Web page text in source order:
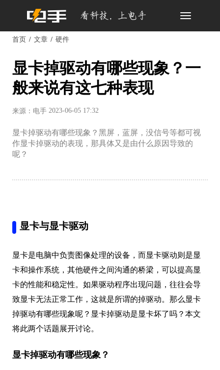
Toggle
首页 文章 硬件
显卡掉驱动有哪些现象？一
般来说有这七种表现
来源：电手 2023-06-05 17:32
显卡掉驱动有哪些现象？黑屏，蓝屏，没信号等都可视
作显卡掉驱动的表现，那具体又是由什么原因导致的
呢？
显卡与显卡驱动
显卡是电脑中负责图像处理的设备，而显卡驱动则是显
卡和操作系统，其他硬件之间沟通的桥梁，可以提高显
卡的性能和稳定性。如果驱动程序出现问题，往往会导
致显卡无法正常工作，这就是所谓的掉驱动。那么显卡
掉驱动有哪些现象呢？显卡掉驱动是显卡坏了吗？本文
将此两个话题展开讨论。
显卡掉驱动有哪些现象？